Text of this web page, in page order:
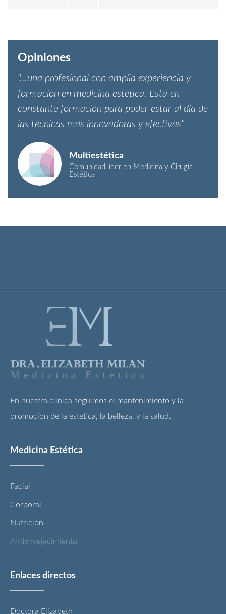
Opiniones
"...una profesional con amplia experiencia y
formación en medicina estética. Está en
constante formación para poder estar al día de
las técnicas más innovadoras y efectivas"
Multiestética
Comunidad líder en Medicina y Cirugía
Estética
En nuestra clínica seguimos el mantenimiento y la
promocion de la estetica, la belleza, y la salud.
Medicina Estética
Facial
Corporal
Nutricion
Antienvejecimiento
Enlaces directos
Doctora Elizabeth